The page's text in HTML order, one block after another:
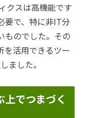
クスは高機能です
要で、特に非IT分
ものでした。その
を活用できるツー
ました。
でつまづく